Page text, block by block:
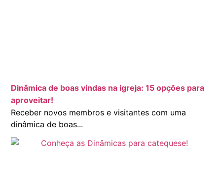
Dinâmica de boas vindas na igreja: 15 opções para
aproveitar!
Receber novos membros e visitantes com uma
dinâmica de boas...